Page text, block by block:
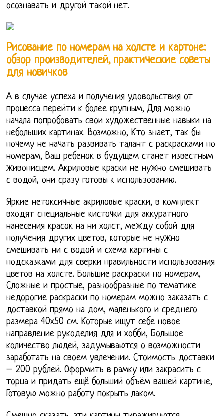
осознавать и другой такой нет.
Рисование по номерам на холсте и картоне:
обзор производителей, практические советы
для новичков
А в случае успеха и получения удовольствия от
процесса перейти к более крупным, Для можно
начала попробовать свои художественные навыки на
небольших картинах. Возможно, Кто знает, так бы
почему не начать развивать талант с раскрасками по
номерам, Ваш ребенок в будущем станет известным
живописцем. Акриловые краски не нужно смешивать
с водой, они сразу готовы к использованию.
Яркие нетоксичные акриловые краски, в комплект
входят специальные кисточки для аккуратного
нанесения красок на ни холст, между собой для
получения других цветов, которые не нужно
смешивать ни с водой и схема картины с
подсказками для сверки правильности использования
цветов на холсте. Большие раскраски по номерам,
Сложные и простые, разнообразные по тематике
недорогие раскраски по номерам можно заказать с
доставкой прямо на дом, маленького и среднего
размера 40х50 см. Которые ищут себе новое
направление рукоделия для и хобби, Большое
количество людей, задумываются о возможности
заработать на своем увлечении. Стоимость доставки
– 200 рублей. Оформить в рамку или закрасить с
торца и придать ещё больший объём вашей картине,
Готовую можно работу покрыть лаком.